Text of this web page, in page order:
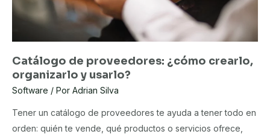
Catálogo de proveedores: ¿cómo crearlo,
organizarlo y usarlo?
Software / Por Adrian Silva
Tener un catálogo de proveedores te ayuda a tener todo en
orden: quién te vende, qué productos o servicios ofrece,